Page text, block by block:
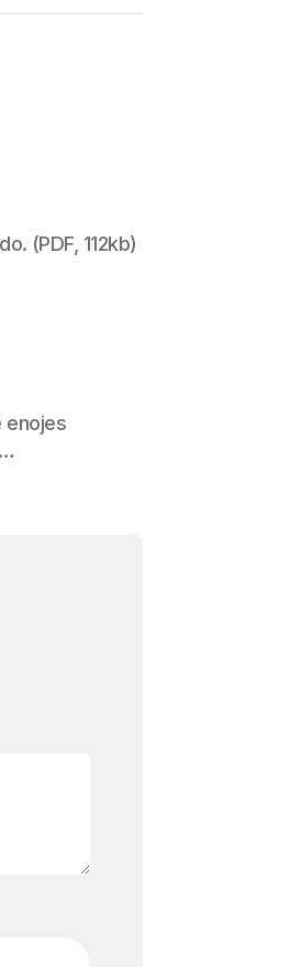
(PDF, 112kb)
enojes